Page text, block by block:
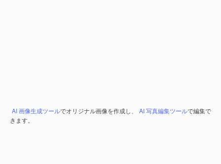
AI 画像生成ツールでオリジナル画像を作成し、 AI 写真編集ツールで編集で
きます。